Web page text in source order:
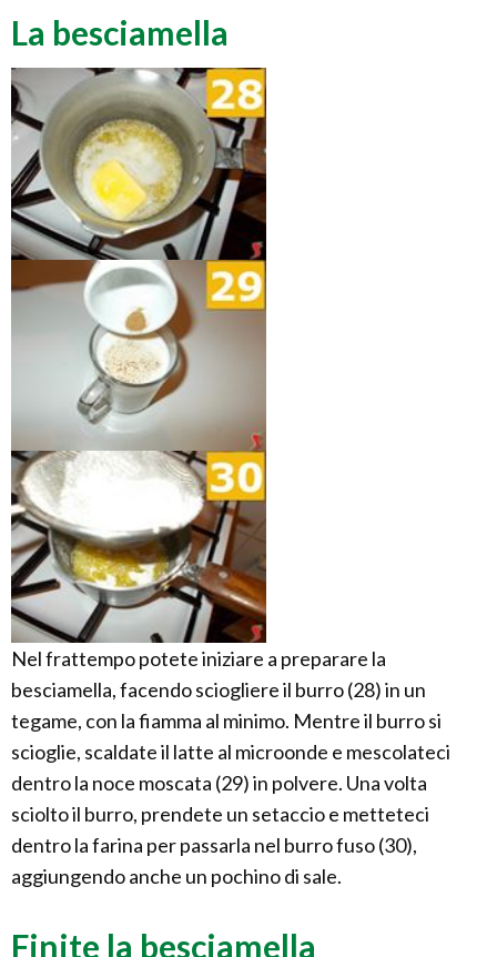
La besciamella
Nel frattempo potete iniziare a preparare la
besciamella, facendo sciogliere il burro (28) in un
tegame, con la fiamma al minimo. Mentre il burro si
scioglie, scaldate il latte al microonde e mescolateci
dentro la noce moscata (29) in polvere. Una volta
sciolto il burro, prendete un setaccio e metteteci
dentro la farina per passarla nel burro fuso (30),
aggiungendo anche un pochino di sale.
Finite la besciamella